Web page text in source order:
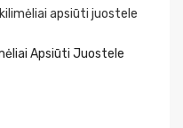
Apsiūti Juostele